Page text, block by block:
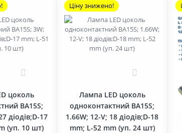
цоколь
BA15S;
діодів;D-17
(уп. 10 шт)
Ціну знижено!
Лампа LED цоколь
одноконтактний BA15S;
1.66W; 12-V; 18 діодів;D-18
mm; L-52 mm (уп. 24 шт)